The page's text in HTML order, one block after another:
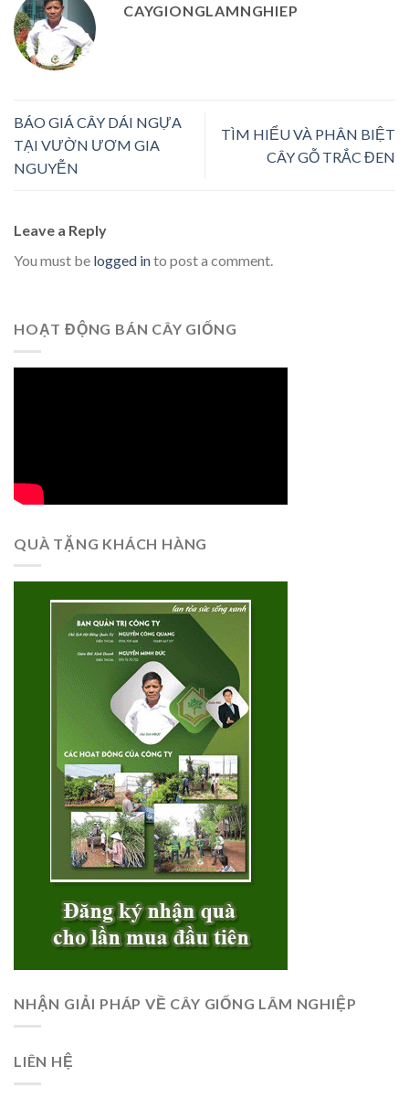
CAYGIONGLAMNGHIEP
BÁO GIÁ CÂY DÁI NGỰA
TẠI VƯỜN ƯƠM GIA
NGUYỄN
TÌM HIỂU VÀ PHÂN BIỆT
CÂY GỖ TRẮC ĐEN
Leave a Reply
You must be logged into post a comment.
HOẠT ĐỘNG BÁN CÂY GIỐNG
QUÀ TẶNG KHÁCH HÀNG
NHẬN GIẢI PHÁP VỀ CÂY GIỐNG LÂM NGHIỆP
LIÊN HỆ